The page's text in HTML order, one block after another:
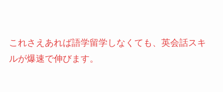
これさえあれば語学留学しなくても、英会話スキ
ルが爆速で伸びます。